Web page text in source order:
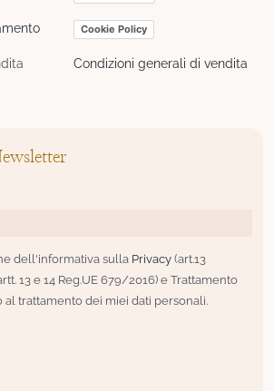
Cookie Policy
Condizioni generali di vendita
dell'informativa sulla Privacy (art.13
13 e 14 Reg.UE 679/2016) e Trattamento
al trattamento dei miei dati personali.